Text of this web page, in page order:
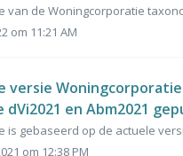
om 11:21 AM
versie Woningcorporatie
dVi2021 en Abm2021
om 12:38 PM